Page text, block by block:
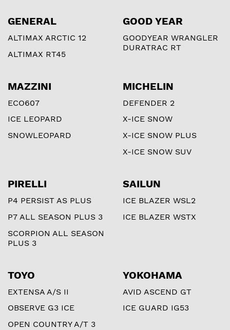
GENERAL
ALTIMAX ARCTIC 12
ALTIMAX RT45
GOOD YEAR
GOODYEAR WRANGLER
DURATRAC RT
MAZZINI
ECO607
ICE LEOPARD
SNOWLEOPARD
MICHELIN
DEFENDER 2
X-ICE SNOW
X-ICE SNOW PLUS
X-ICE SNOW SUV
PIRELLI
P4 PERSIST AS PLUS
P7 ALL SEASON PLUS 3
SCORPION ALL SEASON
PLUS 3
SAILUN
ICE BLAZER WSL2
ICE BLAZER WSTX
TOYO
EXTENSA A/S II
OBSERVE G3 ICE
OPEN COUNTRY A/T 3
YOKOHAMA
AVID ASCEND GT
ICE GUARD IG53